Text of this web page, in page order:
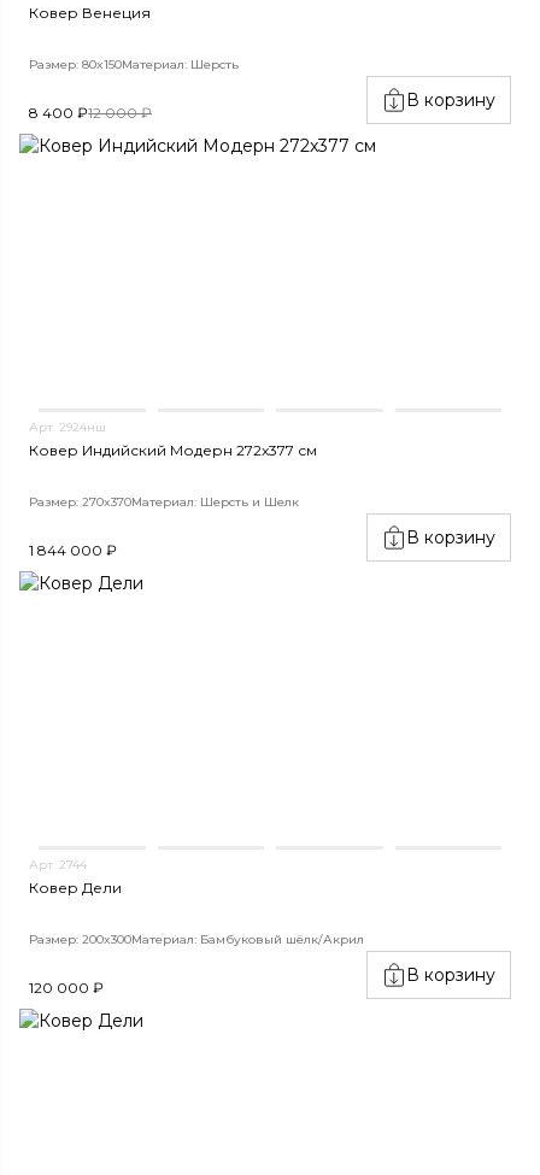
Ковер Венеция
Размер: 80x150Материал: Шерсть
8 400 ₽12 000 ₽
В корзину
Арт. 2924нш
Ковер Индийский Модерн 272x377 см
Размер: 270x370Материал: Шерсть и Шелк
1 844 000 ₽
В корзину
Арт. 2744
Ковер Дели
Размер: 200x300Материал: Бамбуковый шёлк/Акрил
120 000 ₽
В корзину